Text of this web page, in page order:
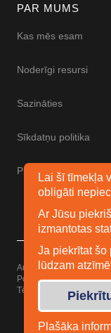
PAR MUMS
Kas mēs esam
Noderīgi resursi
Sazināties
Sīkdatņu politika
Piekļūstamības
Autortiesības © 2026
Powered byWordPress
Tēma: Uku noElmastudio
Lai šī tīmekļa
obligāti
Ar Jūsu
izmantotas
Ja piekrītat šo
lūdzam
Plašāka